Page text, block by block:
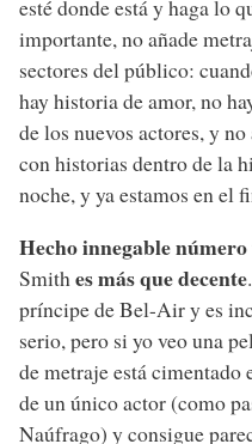
esté donde está y haga lo
importante, no añade
sectores del público:
hay historia de amor, no
de los nuevos actores, y
con historias dentro de la
noche, y ya estamos en el
Hecho innegable
Smith es más que decente
príncipe de Bel-Air y es
serio, pero si yo veo una
de metraje está cimentado
de un único actor (como
Naúfrago) y consigue